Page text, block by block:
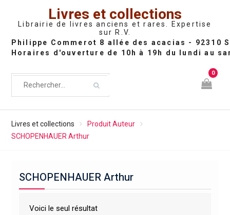
Livres et collections
Librairie de livres anciens et rares. Expertise
sur R.V.
0
Livres et collections
Produit Auteur
SCHOPENHAUER Arthur
SCHOPENHAUER Arthur
Voici le seul résultat